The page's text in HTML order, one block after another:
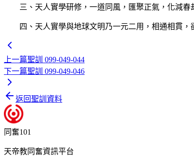
三、天人實學研修，一道同風，匯聚正氣，化減春
四、天人實學與地球文明乃一元二用，相通相貫，
上一篇聖訓 099-049-044
下一篇聖訓 099-049-046
返回聖訓資料
同奮101
天帝教同奮資訊平台